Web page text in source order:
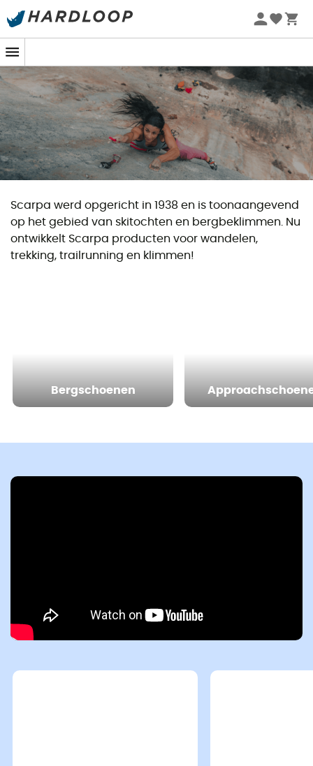
Zomeraanbiedingen 🔥 -5% EXTRA vanaf 2 producten* met
Scarpa werd opgericht in 1938 en is toonaangevend
op het gebied van skitochten en bergbeklimmen. Nu
ontwikkelt Scarpa producten voor wandelen,
trekking, trailrunning en klimmen!
Bergschoenen